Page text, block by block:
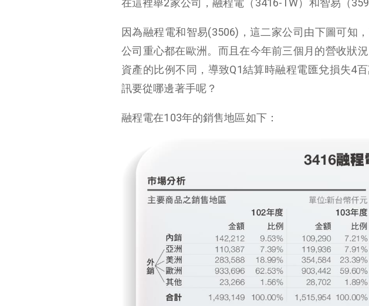
在這裡舉2家公司，融程電（3416-TW）和智易（
因為融程電和智易(3506)，這二家公司由下圖可知
公司重心都在歐洲。而且在今年前三個月的營收狀
資產的比例不同，導致Q1結算時融程電匯兌損失4
訊要從哪邊著手呢？
融程電在103年的銷售地區如下：